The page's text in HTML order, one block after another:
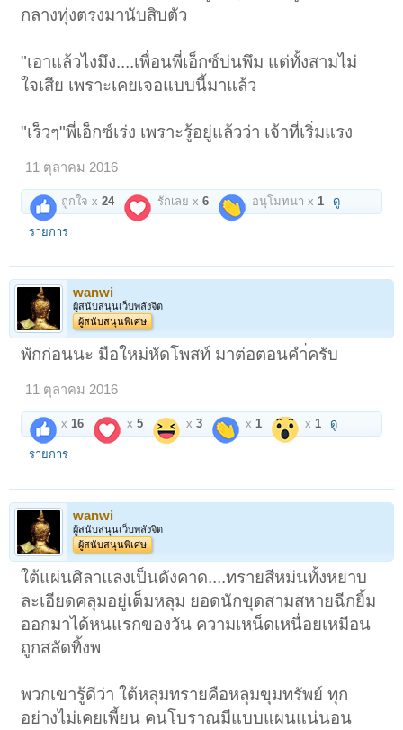
กลางทุ่งตรงมานับสิบตัว
"เอาแล้วไงมึง....เพื่อนพี่เอ็กซ์บ่นพึม แต่ทั้งสามไม่
ใจเสีย เพราะเคยเจอแบบนี้มาแล้ว
"เร็วๆ"พี่เอ็กซ์เร่ง เพราะรู้อยู่แล้วว่า เจ้าที่เริ่มแรง
11 ตุลาคม 2016
ถูกใจ x24 รักเลย x6 อนุโมทนา x 1 ดู
รายการ
wanwi
ผู้สนับสนุนเว็บพลังจิต
ผู้สนับสนุนพิเศษ
พักก่อนนะ มือใหม่หัดโพสท์ มาต่อตอนคำ่ครับ
11 ตุลาคม 2016
x16 x5 x3 x1 x1 ดู
รายการ
wanwi
ผู้สนับสนุนเว็บพลังจิต
ผู้สนับสนุนพิเศษ
ใต้แผ่นศิลาแลงเป็นดังคาด....ทรายสีหม่นทั้งหยาบ
ละเอียดคลุมอยู่เต็มหลุม ยอดนักขุดสามสหายฉีกยิ้ม
ออกมาได้หนแรกของวัน ความเหน็ดเหนื่อยเหมือน
ถูกสลัดทิ้งพ
พวกเขารู้ดีว่า ใต้หลุมทรายคือหลุมขุมทรัพย์ ทุก
อย่างไม่เคยเพี้ยน คนโบราณมีแบบแผนแน่นอน